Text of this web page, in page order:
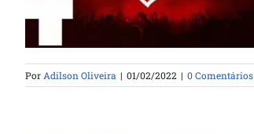
Por Adilson Oliveira | 01/02/2022 | 0 Comentários